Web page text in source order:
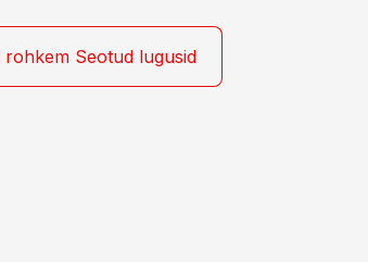
rohkem Seotud lugusid